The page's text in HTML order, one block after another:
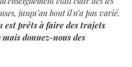
jusqu’au bout il n’a pas varié.
est prêts à faire des trajets
donnez-nous des